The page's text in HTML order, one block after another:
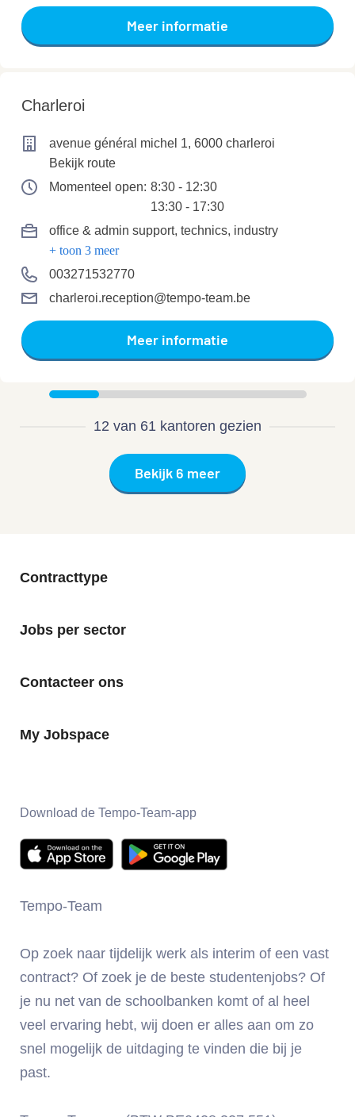
Meer informatie
Charleroi
avenue général michel 1, 6000 charleroi
Bekijk route
Momenteel open: 8:30 - 12:30
13:30 - 17:30
office & admin support, technics, industry
+ toon 3 meer
003271532770
charleroi.reception@tempo-team.be
Meer informatie
12 van 61 kantoren gezien
Bekijk 6 meer
Contracttype
Jobs per sector
Contacteer ons
My Jobspace
Download de Tempo-Team-app
Tempo-Team
Op zoek naar tijdelijk werk als interim of een vast
contract? Of zoek je de beste studentenjobs? Of
je nu net van de schoolbanken komt of al heel
veel ervaring hebt, wij doen er alles aan om zo
snel mogelijk de uitdaging te vinden die bij je
past.